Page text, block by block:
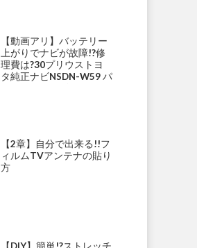
【動画アリ】バッテリー
上がりでナビが故障!?修
理費は?30プリウストヨ
タ純正ナビNSDN-W59 パ
【2章】自分で出来る!!フ
ィルムTVアンテナの貼り
方